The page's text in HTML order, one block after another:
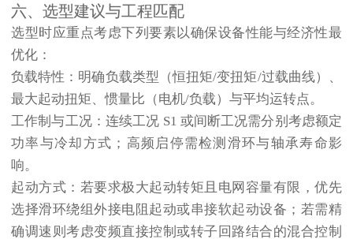
六、选型建议与工程匹配
选型时应重点考虑下列要素以确保设备性能与经济性最
优化：
负载特性 ：明确负载类型（恒扭矩/变扭矩/过载曲线）、
最大起动扭矩、惯量比（电机/负载）与平均运转点。
工作制与工况：连续工况 S1 或间断工况需分别考虑额定
功率与冷却方式；高频启停需检测滑环与轴承寿命影
响。
起动方式 ：若要求极大起动转矩且电网容量有限，优先
选择滑环绕组外接电阻起动或串接软起动设备；若需精
确调速则考虑变频直接控制或转子回路结合的混合控制